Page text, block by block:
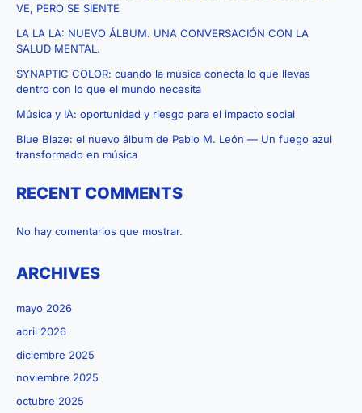
VE, PERO SE SIENTE
LA LA LA: NUEVO ÁLBUM. UNA CONVERSACIÓN CON LA
SALUD MENTAL.
SYNAPTIC COLOR: cuando la música conecta lo que llevas
dentro con lo que el mundo necesita
Música y IA: oportunidad y riesgo para el impacto social
Blue Blaze: el nuevo álbum de Pablo M. León — Un fuego azul
transformado en música
RECENT COMMENTS
No hay comentarios que mostrar.
ARCHIVES
mayo 2026
abril 2026
diciembre 2025
noviembre 2025
octubre 2025